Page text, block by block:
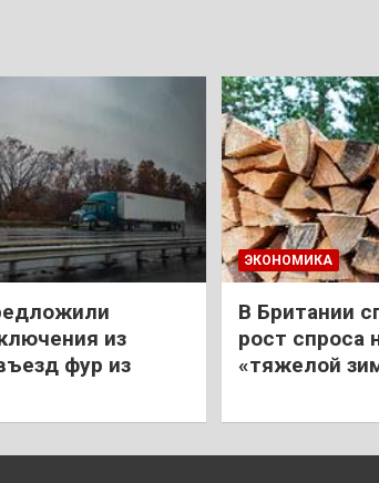
из
фур из
ЭКОНОМИКА
В Британии
рост спроса
«тяжелой